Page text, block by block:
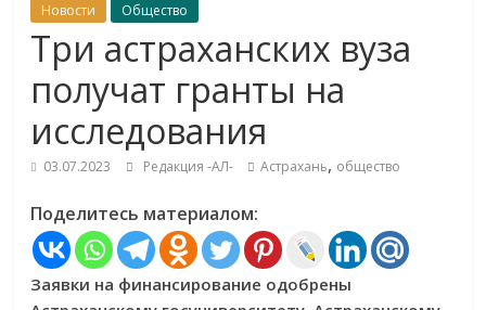
Новости Общество
Три астраханских вуза
получат гранты на
исследования
03.07.2023 Редакция -АЛ- Астрахань, общество
Поделитесь материалом:
Заявки на финансирование одобрены